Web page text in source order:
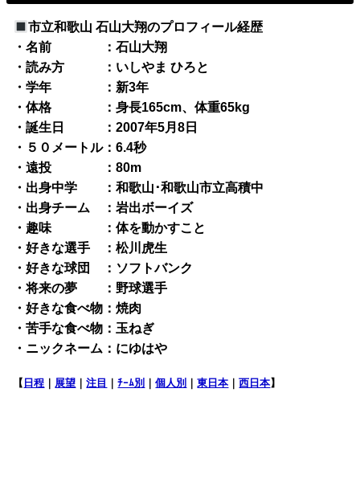
市立和歌山 石山大翔のプロフィール経歴
・名前 ：石山大翔
・読み方 ：いしやま ひろと
・学年 ：新3年
・体格 ：身長165cm、体重65kg
・誕生日 ：2007年5月8日
・５０メートル：6.4秒
・遠投 ：80m
・出身中学 ：和歌山･和歌山市立高積中
・出身チーム ：岩出ボーイズ
・趣味 ：体を動かすこと
・好きな選手 ：松川虎生
・好きな球団 ：ソフトバンク
・将来の夢 ：野球選手
・好きな食べ物：焼肉
・苦手な食べ物：玉ねぎ
・ニックネーム：にゆはや
【 日程 ｜ 展望 ｜注目 ｜ﾁｰﾑ別 ｜個人別 ｜東日本 ｜西日本】